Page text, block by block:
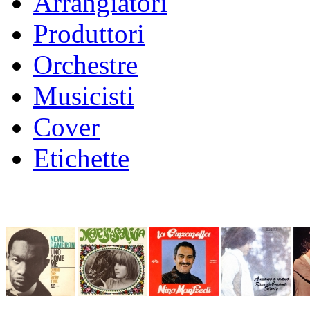
Produttori
Orchestre
Musicisti
Cover
Etichette